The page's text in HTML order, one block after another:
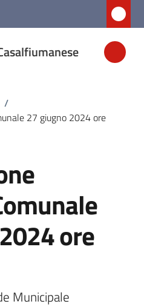
/
27 giugno 2024 ore
ore
Municipale